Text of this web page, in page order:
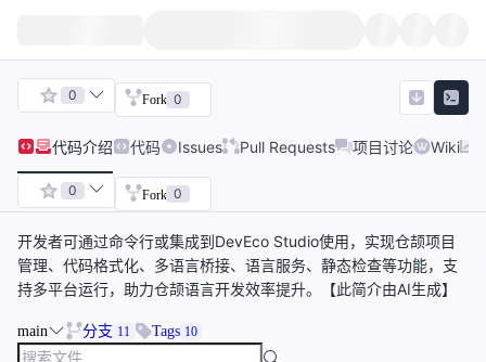
0 Fork 0
代码介绍 代码 Issues Pull Requests 项目讨论 Wiki
0 Fork 0
开发者可通过命令行或集成到DevEco Studio使用，实现仓颉项目
管理、代码格式化、多语言桥接、语言服务、静态检查等功能，支
持多平台运行，助力仓颉语言开发效率提升。【此简介由AI生成】
main 分支 11 Tags 10